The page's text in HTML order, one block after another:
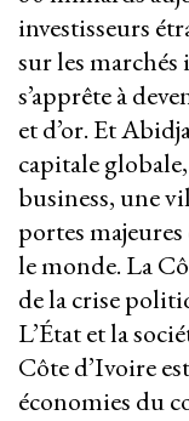
investisseurs
sur les
s’apprête à
et d’or. Et
capitale
business, une
portes
le monde. La
de la crise
L’État et la
Côte d’Ivoire
économies du